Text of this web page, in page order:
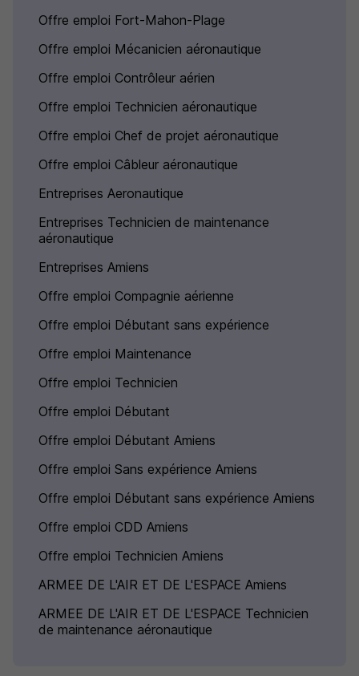
Offre emploi Fort-Mahon-Plage
Offre emploi Mécanicien aéronautique
Offre emploi Contrôleur aérien
Offre emploi Technicien aéronautique
Offre emploi Chef de projet aéronautique
Offre emploi Câbleur aéronautique
Entreprises Aeronautique
Entreprises Technicien de maintenance
aéronautique
Entreprises Amiens
Offre emploi Compagnie aérienne
Offre emploi Débutant sans expérience
Offre emploi Maintenance
Offre emploi Technicien
Offre emploi Débutant
Offre emploi Débutant Amiens
Offre emploi Sans expérience Amiens
Offre emploi Débutant sans expérience Amiens
Offre emploi CDD Amiens
Offre emploi Technicien Amiens
ARMEE DE L'AIR ET DE L'ESPACE Amiens
ARMEE DE L'AIR ET DE L'ESPACE Technicien
de maintenance aéronautique